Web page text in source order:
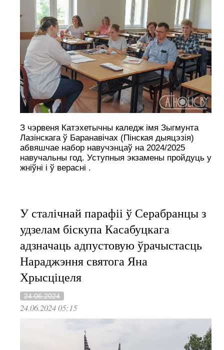
З чэрвеня Катэхетычны каледж імя Зыгмунта
Лазінскага ў Баранавічах (Пінская дыяцэзія)
абвяшчае набор навучэнцаў на 2024/2025
навучальны год. Уступныя экзамены пройдуць у
жніўні і ў верасні .
У сталічнай парафіі ў Серабранцы з
удзелам біскупа Касабуцкага
адзначаць адпустовую ўрачыстасць
Нараджэння святога Яна
Хрысціцеля
24.06.2024
24.06.2024 05:15